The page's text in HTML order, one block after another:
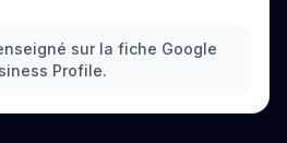
sur la fiche Google
Profile.